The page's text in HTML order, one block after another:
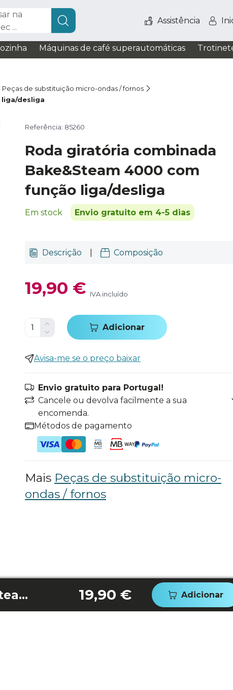
na
...
Assistência
Máquinas de café superautomáticas
Peças de substituição micro-ondas / fornos
desliga
Referência: 85260
Roda giratória combinada
Bake&Steam 4000 com
função liga/desliga
Em stock Envio gratuito em 4-5 dias
Descrição Composição
19,90 € IVA incluído
Adicionar
Avisa-me se o preço baixar
Envio gratuito para Portugal!
Cancele ou devolva facilmente a sua
encomenda.
Métodos de pagamento
Mais Peças de substituição micro-
ondas / fornos
Roda giratória combinada Bake&Steam 4000 com função liga/desliga 19,90 € Adicionar